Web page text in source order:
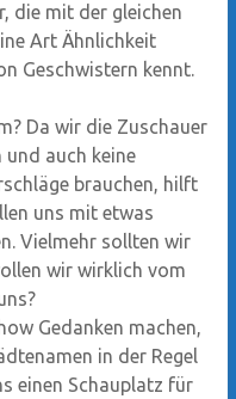
die mit der gleichen
Art Ähnlichkeit
Geschwistern kennt.
Da wir die Zuschauer
auch keine
brauchen, hilft
uns mit etwas
Vielmehr sollten wir
wir wirklich vom
Gedanken machen,
in der Regel
einen Schauplatz für